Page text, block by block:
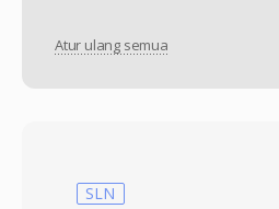
Atur ulang semua
SLN